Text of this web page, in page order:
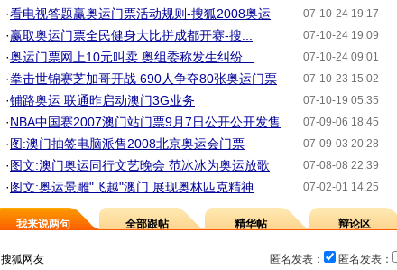
07-10-24 19:17
·看电视答题赢奥运门票活动规则-搜狐2008奥运
07-10-24 19:09
·赢取奥运门票全民健身大比拼成都开赛-搜...
07-10-24 09:01
·奥运门票网上10元叫卖 奥组委称发生纠纷...
07-10-23 15:02
·拳击世锦赛芝加哥开战 690人争夺80张奥运门票
07-10-19 05:35
·铺路奥运 联通昨启动澳门3G业务
07-09-06 18:45
·NBA中国赛2007澳门站门票9月7日公开公开发售
07-09-03 20:28
·图:澳门抽签电脑派售2008北京奥运会门票
07-08-08 22:39
·图文:澳门奥运同行文艺晚会 范冰冰为奥运放歌
07-02-01 14:25
·图文:奥运景雕"飞越"澳门 展现奥林匹克精神
我来说两句 全部跟帖 精华帖
辩论区
匿名发表：
匿名发表：